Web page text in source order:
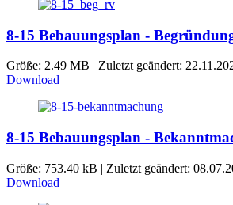
8-15 Bebauungsplan -
Größe: 2.49 MB | Zuletzt geändert:
Download
8-15 Bebauungsplan -
Größe: 753.40 kB | Zuletzt geändert:
Download